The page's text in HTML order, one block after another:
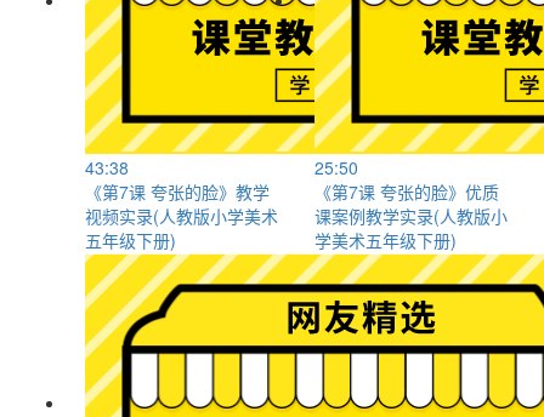
43:38
《第7课 夸张的脸》教学
视频实录(人教版小学美术
五年级下册)
25:50
《第7课 夸张的脸》优质
课案例教学实录(人教版小
学美术五年级下册)